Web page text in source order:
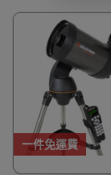
一件免運費